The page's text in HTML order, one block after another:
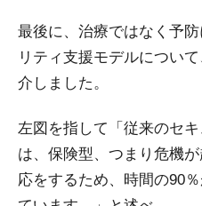
最後に、治療ではなく予
リティ支援モデルについ
介しました。
左図を指して「従来のセ
は、保険型、つまり危機
応をするため、時間の90